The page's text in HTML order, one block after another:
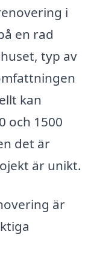
i
en rad
typ av
kan
och 1500
det är
är unikt.
är